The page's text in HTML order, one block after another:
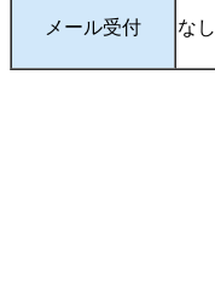
メール受付 なし